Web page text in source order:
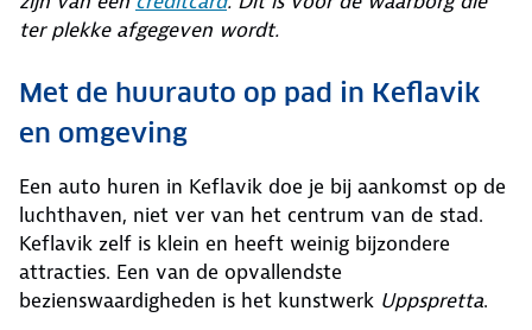
ter plekke afgegeven wordt.
Met de huurauto op pad in Keflavik
en omgeving
Een auto huren in Keflavik doe je bij aankomst op de
luchthaven, niet ver van het centrum van de stad.
Keflavik zelf is klein en heeft weinig bijzondere
attracties. Een van de opvallendste
bezienswaardigheden is het kunstwerk Uppspretta.